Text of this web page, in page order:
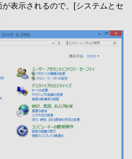
表示されるので、[システムとセ